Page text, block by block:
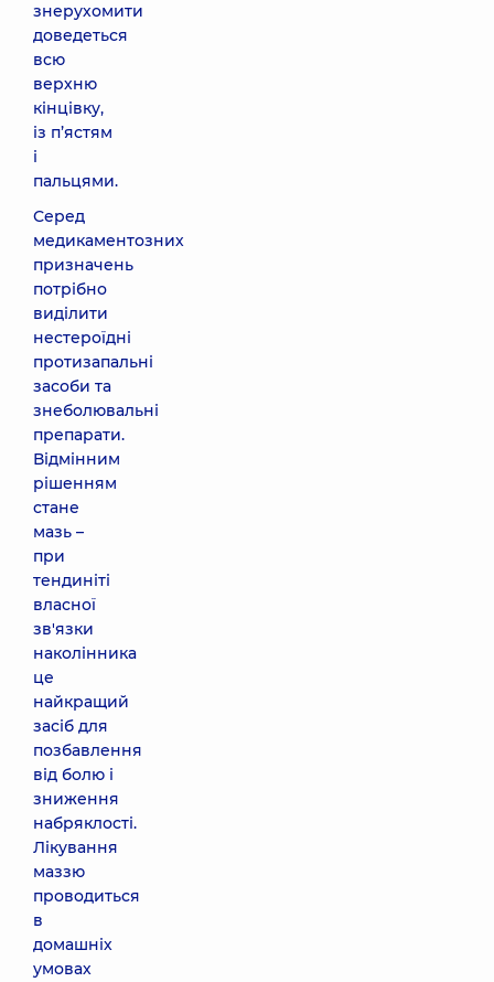
знерухомити
доведеться
всю
верхню
кінцівку,
із п’ястям
і
пальцями.
Серед
медикаментозних
призначень
потрібно
виділити
нестероїдні
протизапальні
засоби та
знеболювальні
препарати.
Відмінним
рішенням
стане
мазь –
при
тендиніті
власної
зв'язки
наколінника
це
найкращий
засіб для
позбавлення
від болю і
зниження
набряклості.
Лікування
маззю
проводиться
в
домашніх
умовах